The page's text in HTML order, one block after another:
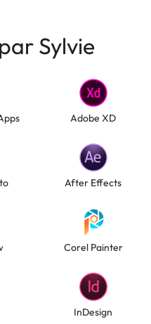
Sylvie
Adobe XD
After Effects
Corel Painter
InDesign